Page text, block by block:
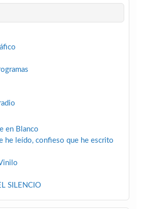
en Blanco
he leído, confieso que he escrito
SILENCIO